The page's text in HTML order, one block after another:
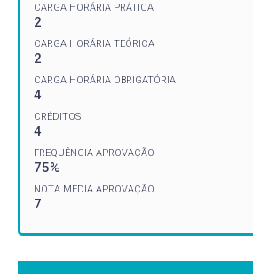
CARGA HORÁRIA PRÁTICA
2
CARGA HORÁRIA TEÓRICA
2
CARGA HORÁRIA OBRIGATÓRIA
4
CRÉDITOS
4
FREQUÊNCIA APROVAÇÃO
75%
NOTA MÉDIA APROVAÇÃO
7